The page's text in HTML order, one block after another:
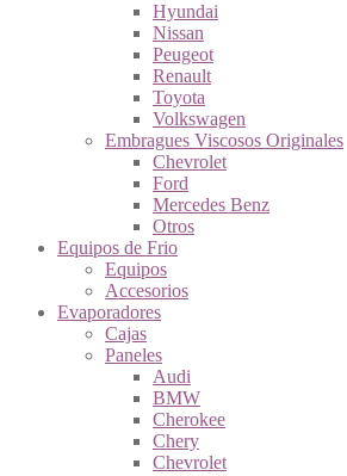
Hyundai
Nissan
Peugeot
Renault
Toyota
Volkswagen
Embragues Viscosos Originales
Chevrolet
Ford
Mercedes Benz
Otros
Equipos de Frio
Equipos
Accesorios
Evaporadores
Cajas
Paneles
Audi
BMW
Cherokee
Chery
Chevrolet